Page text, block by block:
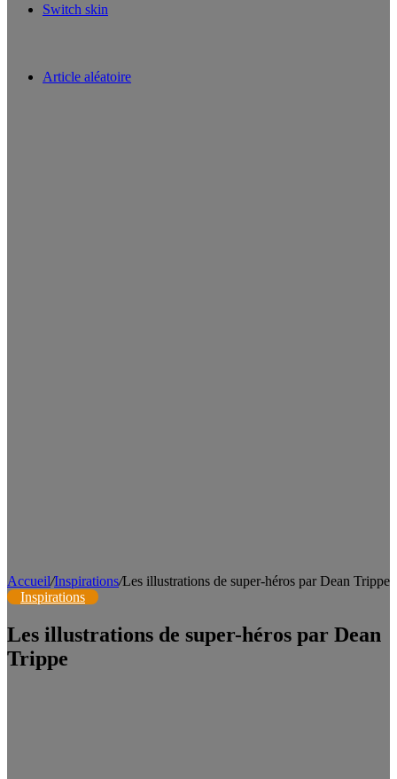
Switch skin
Article aléatoire
Accueil/Inspirations/Les illustrations de super-héros par Dean Trippe
Inspirations
Les illustrations de super-héros par Dean
Trippe